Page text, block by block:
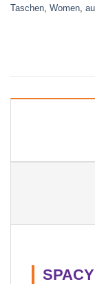
Taschen Women